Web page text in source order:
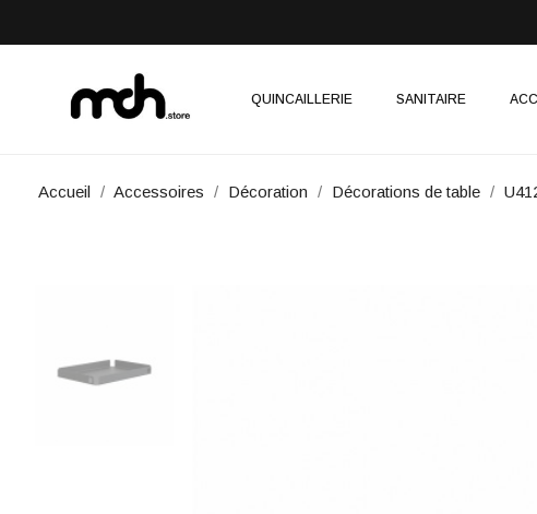
QUINCAILLERIE SANITAIRE
Accueil Accessoires Décoration Décorations de table